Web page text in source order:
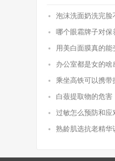
泡沫洗面奶洗完脸
哪个眼霜牌子对保
用美白面膜真的能
办公室都是女的啥
乘坐高铁可以携带
白蔹提取物的危害
过敏怎么预防和应
熟龄肌选抗老精华